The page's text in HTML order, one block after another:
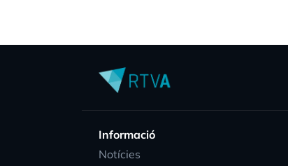
Informació
Notícies